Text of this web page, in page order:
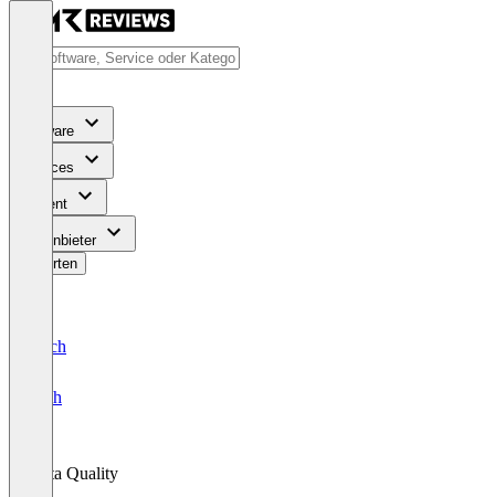
Software
Services
Content
Für Anbieter
Bewerten
Deutsch
English
Data Quality